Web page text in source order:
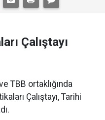
Çalıştayı
TBB ortaklığında
Çalıştayı, Tarihi